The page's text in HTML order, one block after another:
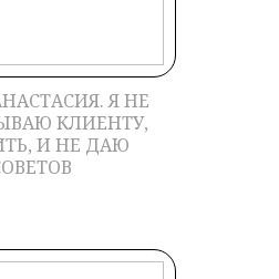
Я НЕ
КЛИЕНТУ,
И НЕ ДАЮ